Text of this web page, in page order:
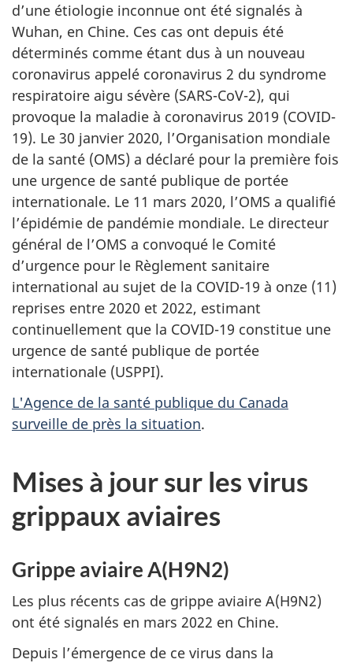
d’une étiologie inconnue ont été signalés à
Wuhan, en Chine. Ces cas ont depuis été
déterminés comme étant dus à un nouveau
coronavirus appelé coronavirus 2 du syndrome
respiratoire aigu sévère (SARS-CoV-2), qui
provoque la maladie à coronavirus 2019 (COVID-
19). Le 30 janvier 2020, l’Organisation mondiale
de la santé (OMS) a déclaré pour la première fois
une urgence de santé publique de portée
internationale. Le 11 mars 2020, l’OMS a qualifié
l’épidémie de pandémie mondiale. Le directeur
général de l’OMS a convoqué le Comité
d’urgence pour le Règlement sanitaire
international au sujet de la COVID-19 à onze (11)
reprises entre 2020 et 2022, estimant
continuellement que la COVID-19 constitue une
urgence de santé publique de portée
internationale (USPPI).
L'Agence de la santé publique du Canada
surveille de près la situation.
Mises à jour sur les virus
grippaux aviaires
Grippe aviaire A(H9N2)
Les plus récents cas de grippe aviaire A(H9N2)
ont été signalés en mars 2022 en Chine.
Depuis l’émergence de ce virus dans la